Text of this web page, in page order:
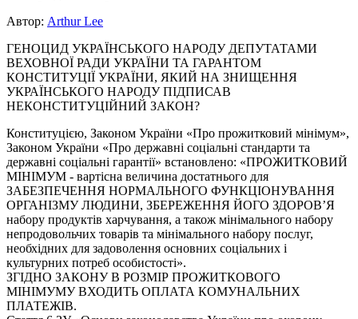
Автор: Arthur Lee
ГЕНОЦИД УКРАЇНСЬКОГО НАРОДУ ДЕПУТАТАМИ
ВЕХОВНОЇ РАДИ УКРАЇНИ ТА ГАРАНТОМ
КОНСТИТУЦІЇ УКРАЇНИ, ЯКИЙ НА ЗНИЩЕННЯ
УКРАЇНСЬКОГО НАРОДУ ПІДПИСАВ
НЕКОНСТИТУЦІЙНИЙ ЗАКОН?
Конституцією, Законом України «Про прожитковий мінімум»,
Законом України «Про державні соціальні стандарти та
державні соціальні гарантії» встановлено: «ПРОЖИТКОВИЙ
МІНІМУМ - вартісна величина достатнього для
ЗАБЕЗПЕЧЕННЯ НОРМАЛЬНОГО ФУНКЦІОНУВАННЯ
ОРГАНІЗМУ ЛЮДИНИ, ЗБЕРЕЖЕННЯ ЙОГО ЗДОРОВ’Я
набору продуктів харчування, а також мінімального набору
непродовольчих товарів та мінімального набору послуг,
необхідних для задоволення основних соціальних і
культурних потреб особистості».
ЗГІДНО ЗАКОНУ В РОЗМІР ПРОЖИТКОВОГО
МІНІМУМУ ВХОДИТЬ ОПЛАТА КОМУНАЛЬНИХ
ПЛАТЕЖІВ.